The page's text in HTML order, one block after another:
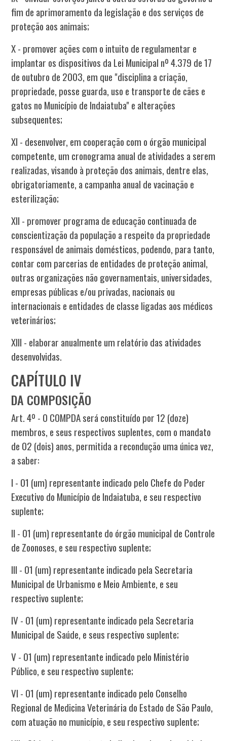
fim de aprimoramento da legislação e dos serviços de
proteção aos animais;
X - promover ações com o intuito de regulamentar e
implantar os dispositivos da Lei Municipal nº 4.379 de 17
de outubro de 2003, em que "disciplina a criação,
propriedade, posse guarda, uso e transporte de cães e
gatos no Município de Indaiatuba" e alterações
subsequentes;
XI - desenvolver, em cooperação com o órgão municipal
competente, um cronograma anual de atividades a serem
realizadas, visando à proteção dos animais, dentre elas,
obrigatoriamente, a campanha anual de vacinação e
esterilização;
XII - promover programa de educação continuada de
conscientização da população a respeito da propriedade
responsável de animais domésticos, podendo, para tanto,
contar com parcerias de entidades de proteção animal,
outras organizações não governamentais, universidades,
empresas públicas e/ou privadas, nacionais ou
internacionais e entidades de classe ligadas aos médicos
veterinários;
XIII - elaborar anualmente um relatório das atividades
desenvolvidas.
CAPÍTULO IV
DA COMPOSIÇÃO
Art. 4º - O COMPDA será constituído por 12 (doze)
membros, e seus respectivos suplentes, com o mandato
de 02 (dois) anos, permitida a recondução uma única vez,
a saber:
I - 01 (um) representante indicado pelo Chefe do Poder
Executivo do Município de Indaiatuba, e seu respectivo
suplente;
II - 01 (um) representante do órgão municipal de Controle
de Zoonoses, e seu respectivo suplente;
III - 01 (um) representante indicado pela Secretaria
Municipal de Urbanismo e Meio Ambiente, e seu
respectivo suplente;
IV - 01 (um) representante indicado pela Secretaria
Municipal de Saúde, e seus respectivo suplente;
V - 01 (um) representante indicado pelo Ministério
Público, e seu respectivo suplente;
VI - 01 (um) representante indicado pelo Conselho
Regional de Medicina Veterinária do Estado de São Paulo,
com atuação no município, e seu respectivo suplente;